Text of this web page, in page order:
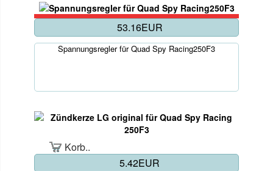
53.16EUR
Spannungsregler für Quad Spy Racing250F3
Korb..
5.42EUR